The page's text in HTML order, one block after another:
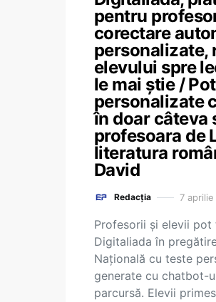
pentru
corectare
personalizate,
elevului spre
le mai știe /
personalizate
în doar câteva
profesoara de
literatura
David
Redacția 7
Profesorii și elevii
Digitaliada în
Națională cu teste
generate cu chatbot-
parcursă. Elevii